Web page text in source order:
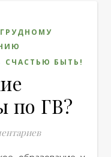
СЧАСТЬЮ БЫТЬ!
по ГВ?